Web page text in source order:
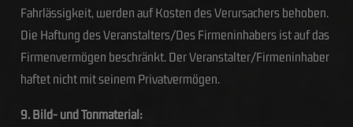
Fahrlässigkeit, werden auf Kosten des Verursachers behoben.
Die Haftung des Veranstalters/Des Firmeninhabers ist auf das
Firmenvermögen beschränkt. Der Veranstalter/Firmeninhaber
haftet nicht mit seinem Privatvermögen.
9. Bild- und Tonmaterial: